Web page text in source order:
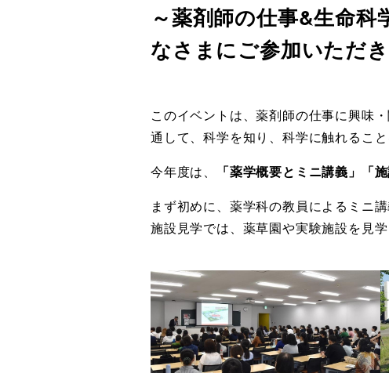
～薬剤師の仕事&生命
なさまにご参加いただき
このイベントは、薬剤師の仕事に興味
通して、科学を知り、科学に触れるこ
今年度は、
「薬学概要とミニ講義」「施
まず初めに、薬学科の教員によるミニ
施設見学では、薬草園や実験施設を見学